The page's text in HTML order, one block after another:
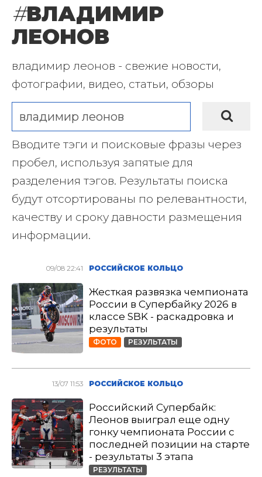
#ВЛАДИМИР
ЛЕОНОВ
владимир леонов - свежие новости,
фотографии, видео, статьи, обзоры
Вводите тэги и поисковые фразы через
пробел, используя запятые для
разделения тэгов. Результаты поиска
будут отсортированы по релевантности,
качеству и сроку давности размещения
информации.
09/08 22:41 РОССИЙСКОЕ КОЛЬЦО
Жесткая развязка чемпионата
России в Супербайку 2026 в
классе SBK - раскадровка и
результаты
ФОТО РЕЗУЛЬТАТЫ
13/07 11:53 РОССИЙСКОЕ КОЛЬЦО
Российский Супербайк:
Леонов выиграл еще одну
гонку чемпионата России с
последней позиции на старте
- результаты 3 этапа
РЕЗУЛЬТАТЫ